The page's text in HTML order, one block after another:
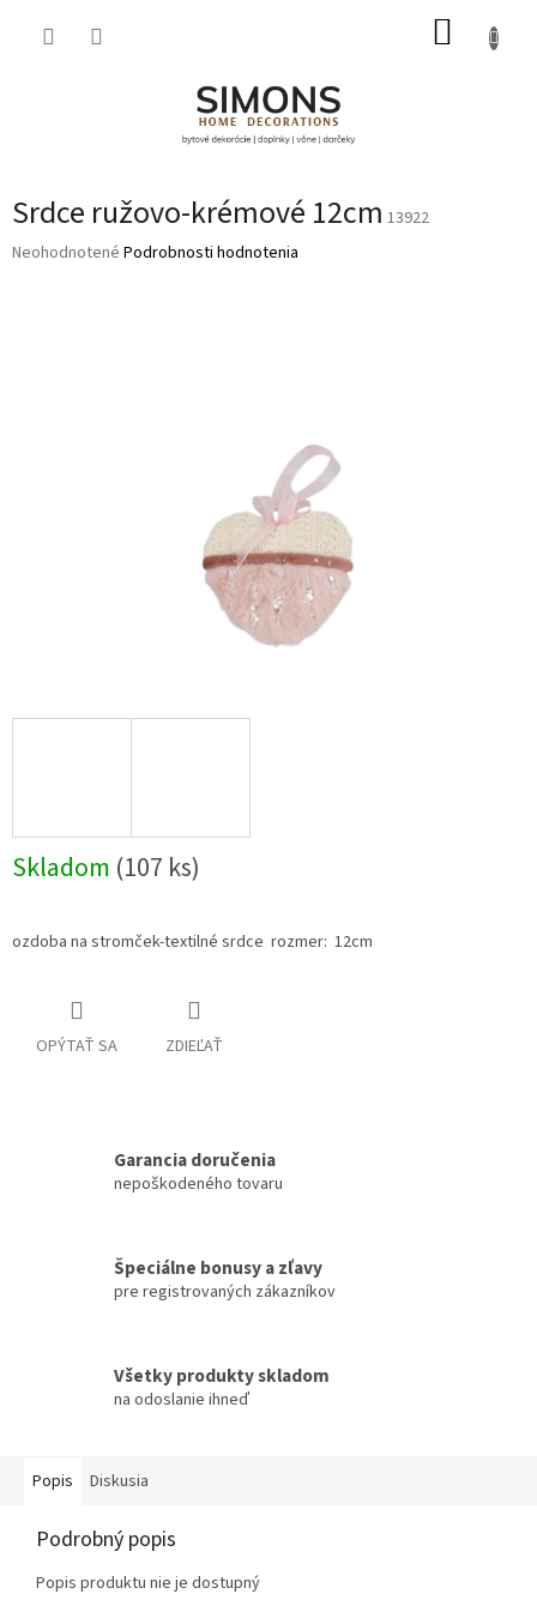
Srdce ružovo-krémové 12cm 13922
Priemerné
Neohodnotené Podrobnosti hodnotenia
Skladom (107 ks)
ozdoba na stromček-textilné srdce rozmer: 12cm
OPÝTAŤ SA ZDIEĽAŤ
Garancia doručenia
nepoškodeného tovaru
Špeciálne bonusy a zľavy
pre registrovaných zákazníkov
Všetky produkty skladom
na odoslanie ihneď
Popis Diskusia
Podrobný popis
Popis produktu nie je dostupný